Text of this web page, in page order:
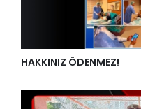
HAKKINIZ ÖDENMEZ!